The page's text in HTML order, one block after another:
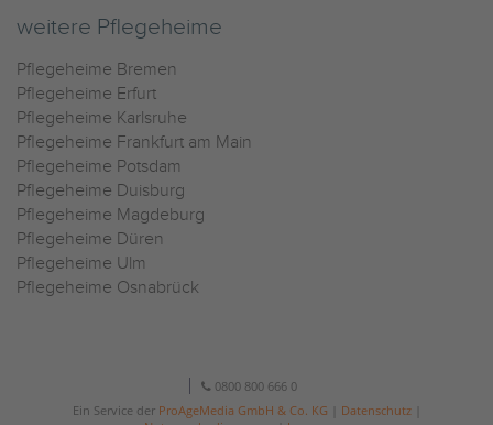
weitere Pflegeheime
Pflegeheime Bremen
Pflegeheime Erfurt
Pflegeheime Karlsruhe
Pflegeheime Frankfurt am Main
Pflegeheime Potsdam
Pflegeheime Duisburg
Pflegeheime Magdeburg
Pflegeheime Düren
Pflegeheime Ulm
Pflegeheime Osnabrück
0800 800 666 0
Ein Service der ProAgeMedia GmbH & Co. KG Datenschutz|